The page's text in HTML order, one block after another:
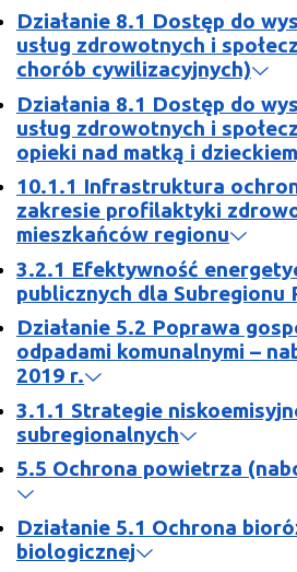
Działanie 8.1 Dostęp do
usług zdrowotnych i
chorób cywilizacyjnych)
Działania 8.1 Dostęp do
usług zdrowotnych i
opieki nad matką i
10.1.1 Infrastruktura
zakresie profilaktyki
mieszkańców regionu
3.2.1 Efektywność
publicznych dla Subregionu
Działanie 5.2 Poprawa
odpadami komunalnymi –
2019 r.
3.1.1 Strategie
subregionalnych
5.5 Ochrona powietrza
Działanie 5.1 Ochrona
biologicznej